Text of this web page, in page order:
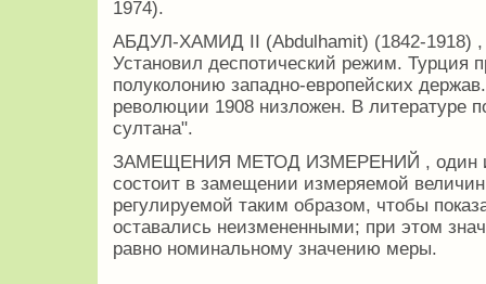
1974).
АБДУЛ-ХАМИД II (Abdulhamit) (1842-1918) ,
Установил деспотический режим. Турция
полуколонию западно-европейских
революции 1908 низложен. В литературе
султана".
ЗАМЕЩЕНИЯ МЕТОД ИЗМЕРЕНИЙ , один из
состоит в замещении измеряемой
регулируемой таким образом, чтобы
оставались неизмененными; при этом
равно номинальному значению меры.